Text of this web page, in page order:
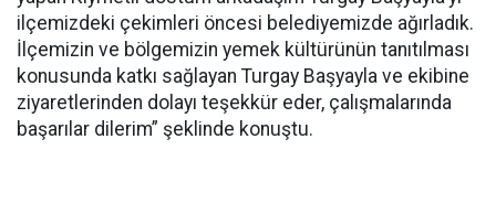
ilçemizdeki çekimleri öncesi belediyemizde ağırladık.
İlçemizin ve bölgemizin yemek kültürünün tanıtılması
konusunda katkı sağlayan Turgay Başyayla ve ekibine
ziyaretlerinden dolayı teşekkür eder, çalışmalarında
başarılar dilerim” şeklinde konuştu.